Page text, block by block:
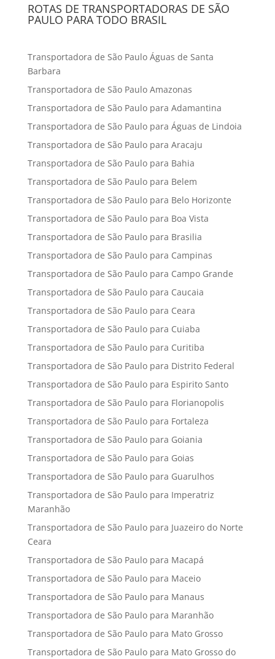
ROTAS DE TRANSPORTADORAS DE SÃO
PAULO PARA TODO BRASIL
Transportadora de São Paulo Águas de Santa
Barbara
Transportadora de São Paulo Amazonas
Transportadora de São Paulo para Adamantina
Transportadora de São Paulo para Águas de Lindoia
Transportadora de São Paulo para Aracaju
Transportadora de São Paulo para Bahia
Transportadora de São Paulo para Belem
Transportadora de São Paulo para Belo Horizonte
Transportadora de São Paulo para Boa Vista
Transportadora de São Paulo para Brasilia
Transportadora de São Paulo para Campinas
Transportadora de São Paulo para Campo Grande
Transportadora de São Paulo para Caucaia
Transportadora de São Paulo para Ceara
Transportadora de São Paulo para Cuiaba
Transportadora de São Paulo para Curitiba
Transportadora de São Paulo para Distrito Federal
Transportadora de São Paulo para Espirito Santo
Transportadora de São Paulo para Florianopolis
Transportadora de São Paulo para Fortaleza
Transportadora de São Paulo para Goiania
Transportadora de São Paulo para Goias
Transportadora de São Paulo para Guarulhos
Transportadora de São Paulo para Imperatriz
Maranhão
Transportadora de São Paulo para Juazeiro do Norte
Ceara
Transportadora de São Paulo para Macapá
Transportadora de São Paulo para Maceio
Transportadora de São Paulo para Manaus
Transportadora de São Paulo para Maranhão
Transportadora de São Paulo para Mato Grosso
Transportadora de São Paulo para Mato Grosso do